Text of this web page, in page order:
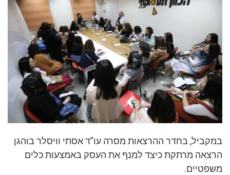
במקביל, בחדר ההרצאות מסרה עו”ד אסתי וויסלר בוהגן
הרצאה מרתקת כיצד למנף את העסק באמצעות כלים
משפטיים.